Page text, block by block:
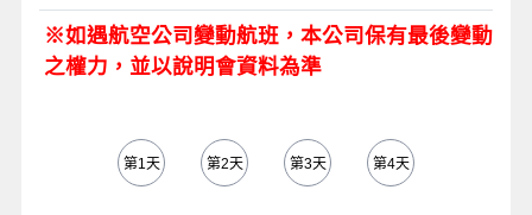
※如遇航空公司變動航班，本公司保有最後變動
之權力，並以說明會資料為準
第1天 第2天 第3天 第4天